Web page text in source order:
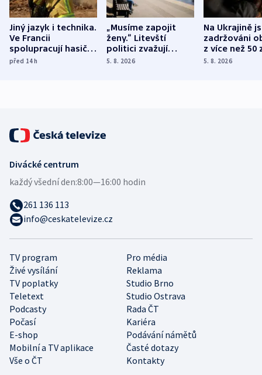
Jiný jazyk i technika.
Ve Francii
spolupracují hasiči z
různých zemí
před 14h
„Musíme zapojit
ženy.“ Litevští
politici zvažují
dohodu o
5. 8. 2026
Na Ukrajině
zadržováni
z více než 50
Bojovali na
5. 8. 2026
TV program
Pro média
Živé vysílání
Reklama
TV poplatky
Studio Brno
Teletext
Studio Ostrava
Podcasty
Rada ČT
Počasí
Kariéra
E-shop
Podávání námětů
Mobilní a TV aplikace
Časté dotazy
Vše o ČT
Kontakty
Divácké centrum
každý všední den:8:00—16:00 hodin
261 136 113
info@ceskatelevize.cz